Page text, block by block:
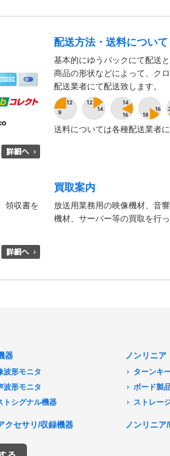
配送方法・送料について
基本的にゆうパックにて配送
商品の形状などによって、ク
配送業者にて配送致します。
送料については各種配送業者に
領収書を
買取案内
放送用業務用の映像機材、音
機材、サーバー等の買取を行っ
器
波形モニタ
波形モニタ
トシグナル機器
ーダ/プレーヤ
ノンリニア
ターンキ
ボード製
ストレー
クセサリ/収録機器 ノンリニア